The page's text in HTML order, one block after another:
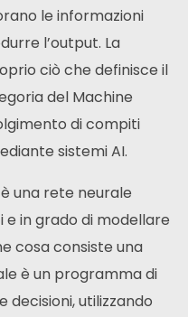
le informazioni
l’output. La
ciò che definisce il
del Machine
di compiti
sistemi AI.
una rete neurale
in grado di modellare
cosa consiste una
è un programma di
decisioni, utilizzando